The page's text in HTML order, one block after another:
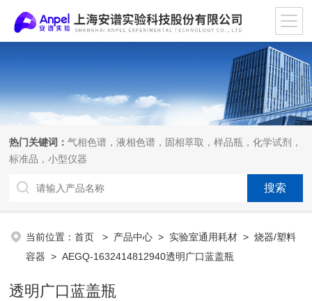
热门关键词：气相色谱，液相色谱，固相萃取，样品瓶，化学试剂，
标准品，小型仪器
当前位置：首页 > 产品中心 > 实验室通用耗材 >烧器/塑料
容器 > AEGQ-1632414812940透明广口蓝盖瓶
透明广口蓝盖瓶